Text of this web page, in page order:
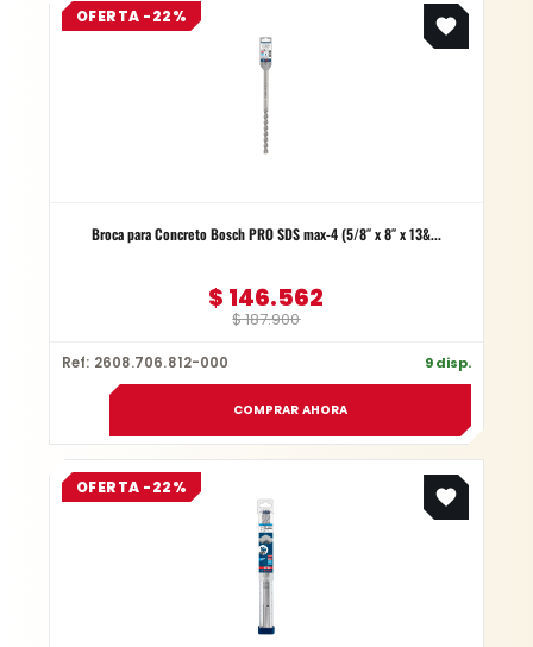
OFERTA -22%
Broca para Concreto Bosch PRO SDS max-4 (5/8″ x 8″ x 13&...
$187.900
was:
$ 187.900.
$ 146.562
is:
$ 146.562.
Ref: 2608.706.812-000 9 disp.
COMPRAR AHORA
OFERTA -22%
was:
$ 370.300.
is:
$ 288.834.